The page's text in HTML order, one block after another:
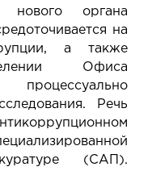
органа
на
а также
Офиса
процессуально
Речь
(САП).